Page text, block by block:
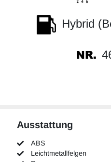
Hybrid
Ausstattung
ABS
Leichtmetallfelgen